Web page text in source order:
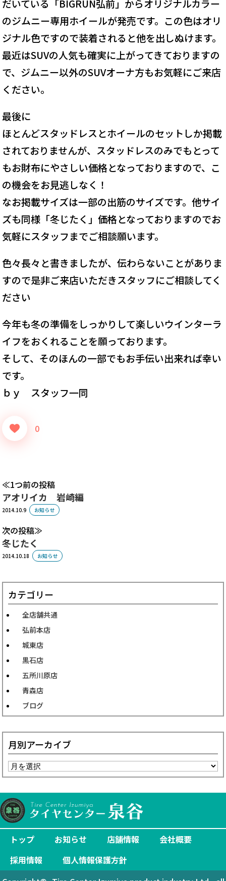
だいている「BIGRUN弘前」からオリジナルカラー
のジムニー専用ホイールが発売です。この色はオリ
ジナル色ですので装着されると他を出しぬけます。
最近はSUVの人気も確実に上がってきておりますの
で、ジムニー以外のSUVオーナ方もお気軽にご来店
ください。
最後に
ほとんどスタッドレスとホイールのセットしか掲載
されておりませんが、スタッドレスのみでもとって
もお財布にやさしい価格となっておりますので、こ
の機会をお見逃しなく！
なお掲載サイズは一部の出筋のサイズです。他サイ
ズも同様「冬じたく」価格となっておりますのでお
気軽にスタッフまでご相談願います。
色々長々と書きましたが、伝わらないことがありま
すので是非ご来店いただきスタッフにご相談してく
ださい
今年も冬の準備をしっかりして楽しいウインターラ
イフをおくれることを願っております。
そして、そのほんの一部でもお手伝い出来れば幸い
です。
ｂｙ スタッフ一同
0
1つ前の投稿
アオリイカ 岩崎編
2014.10.9 お知らせ
次の投稿
冬じたく
2014.10.18 お知らせ
カテゴリー
全店舗共通
弘前本店
城東店
黒石店
五所川原店
青森店
ブログ
月別アーカイブ
トップ お知らせ 店舗情報
会社概要
採用情報
個人情報保護方針